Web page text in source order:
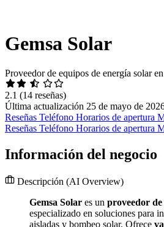
Gemsa Solar
Proveedor de equipos de energía solar
2.1 (14 reseñas)
Última actualización 25 de mayo de
Reseñas Teléfono Horarios de apertura
Reseñas Teléfono Horarios de apertura
Información del negocio
Descripción (AI Overview)
Gemsa Solar es un proveedor
especializado en soluciones para
aisladas y bombeo solar. Ofrece